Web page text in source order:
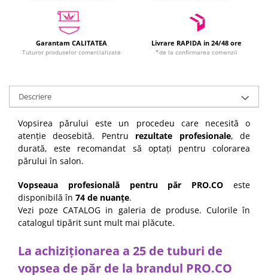
Garantam CALITATEA
Tuturor produselor comercializate
Livrare RAPIDA in 24/48 ore
*de la confirmarea comenzii
Descriere
Vopsirea părului este un procedeu care necesită o
atenție deosebită. Pentru rezultate profesionale, de
durată, este recomandat să optați pentru colorarea
părului în salon.
Vopseaua profesională pentru păr PRO.CO este
disponibilă în 74 de nuanțe.
Vezi poze CATALOG in galeria de produse. Culorile în
catalogul tipărit sunt mult mai plăcute.
La achiziționarea a 25 de tuburi de
vopsea de păr de la brandul PRO.CO